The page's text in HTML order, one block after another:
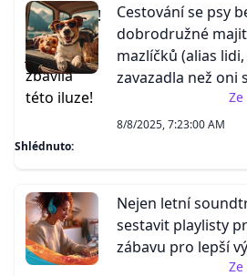
Cestování se psy
dobrodružné
mazlíčků (alias
zavazadla než oni
Ze
8/8/2025, 7:23:00 AM
Shlédnuto:
Nejen letní
sestavit playlisty
zábavu pro lepší
Ze